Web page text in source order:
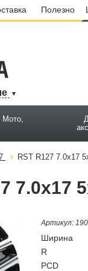
Полезно
Мото,
RST R127 7.0x17
7.0x17
Артикул:
Ширина
R
PCD